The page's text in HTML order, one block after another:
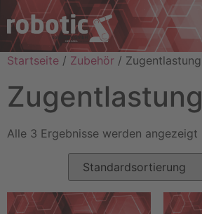
Startseite / Zubehör / Zugentlastung
Zugentlastung
Alle 3 Ergebnisse werden angezeigt